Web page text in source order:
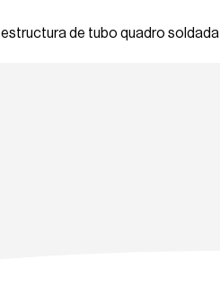
estructura de tubo quadro soldada